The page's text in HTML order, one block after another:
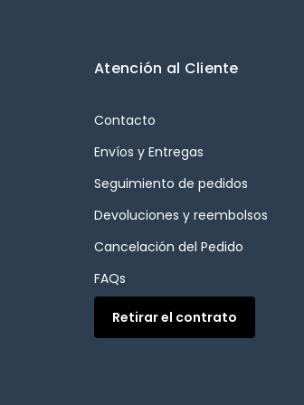
Atención al Cliente
Contacto
Envíos y Entregas
Seguimiento de pedidos
Devoluciones y reembolsos
Cancelación del Pedido
FAQs
Retirar el contrato